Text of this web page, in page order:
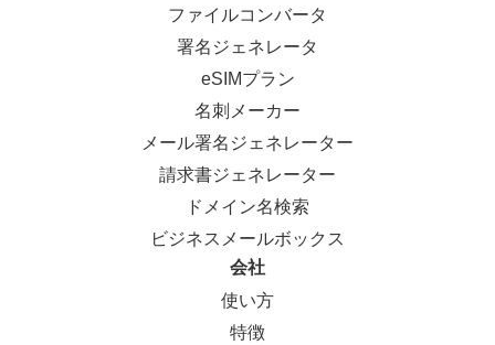
ファイルコンバータ
署名ジェネレータ
eSIMプラン
名刺メーカー
メール署名ジェネレーター
請求書ジェネレーター
ドメイン名検索
ビジネスメールボックス
会社
使い方
特徴